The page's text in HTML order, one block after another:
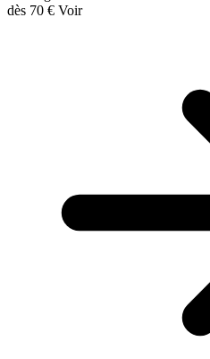
dès 70 € Voir